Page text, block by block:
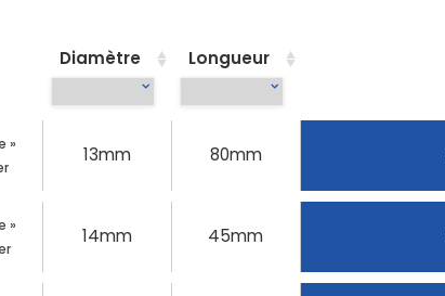
Diamètre Longueur
»
13mm 80mm
»
14mm 45mm